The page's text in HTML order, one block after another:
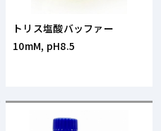
トリス塩酸バッファー
10mM, pH8.5